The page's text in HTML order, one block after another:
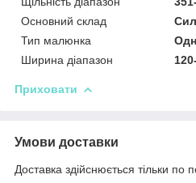
Основний склад
Тип малюнка
Ширина діапазон
Приховати
Умови доставки
Доставка здійснюється тільки по